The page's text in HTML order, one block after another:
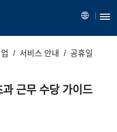
서비스 안내
공휴일
근무 수당 가이드